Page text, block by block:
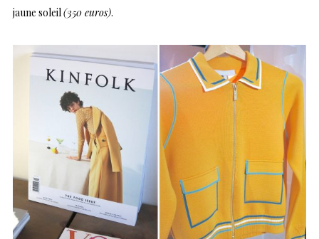
jaune soleil(350 euros).